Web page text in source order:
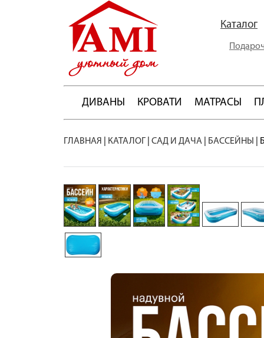
Каталог
ДИВАНЫ КРОВАТИ МАТРАСЫ
ГЛАВНАЯ КАТАЛОГ САД И ДАЧА БАССЕЙНЫ